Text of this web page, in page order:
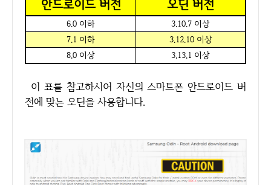
안드로이드 버전 오딘 버전
6.0 이하
3.10.7 이상
7.1 이하
3.12.10 이상
8.0 이상
3.13.1 이상
이 표를 참고하시어 자신의 스마트폰 안드로이드 버
전에 맞는 오딘을 사용합니다.